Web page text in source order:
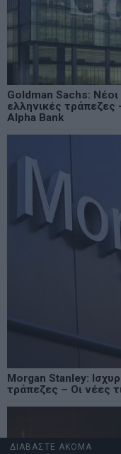
Goldman Sachs: Νέοι
ελληνικές τράπεζες
Alpha Bank
Morgan Stanley:
τράπεζες – Οι νέες
ΔΙΑΒΑΣΤΕ ΑΚΟΜΑ